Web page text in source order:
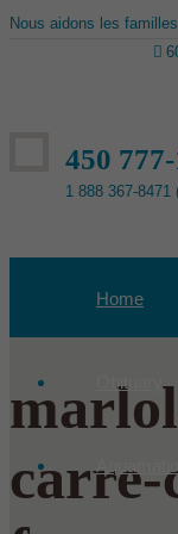
Nous aidons les
450
1 888 367-8471
Home
Obituary
carre-